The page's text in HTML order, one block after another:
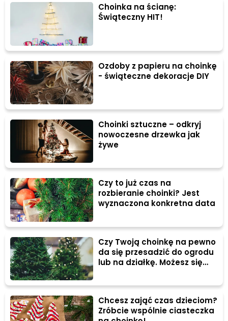
Choinka na ścianę:
Świąteczny HIT!
Ozdoby z papieru na choinkę
- świąteczne dekoracje DIY
Choinki sztuczne – odkryj
nowoczesne drzewka jak
żywe
Czy to już czas na
rozbieranie choinki? Jest
wyznaczona konkretna data
Czy Twoją choinkę na pewno
da się przesadzić do ogrodu
lub na działkę. Możesz się
Chcesz zająć czas dzieciom?
Zróbcie wspólnie ciasteczka